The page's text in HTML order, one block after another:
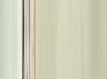
εκτυλίσσεται μακριά
υποδέχεται το κύμα των